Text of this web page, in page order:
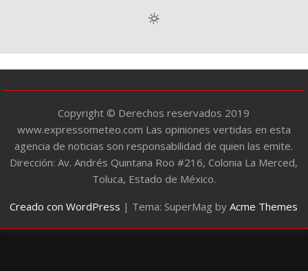
í
a
Copyright © Derechos reservados 2019
www.expressometeo.com Las opiniones vertidas en esta
agencia de noticias son responsabilidad de quien las emite.
Dirección: Av. Andrés Quintana Roo #216, Colonia La Merced,
Toluca, Estado de México.
Creado con WordPress | Tema: SuperMag byAcme Themes